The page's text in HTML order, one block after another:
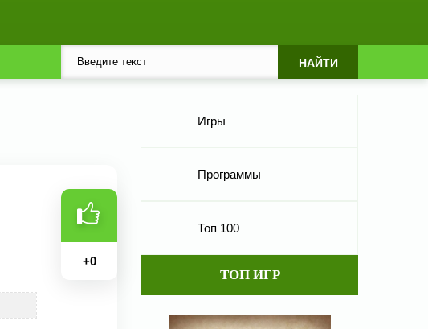
+0
Игры
Программы
Топ 100
ТОП ИГР